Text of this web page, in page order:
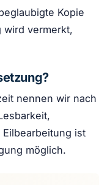
Kopie
wird vermerkt,
nennen wir nach
ist
möglich.